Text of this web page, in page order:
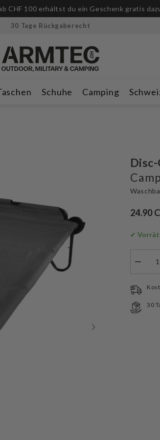
250.– Bestellwert! 🔪Nur für kurze Zeit &
30 Tage Rückgaberecht
Schuhe Camping
24.90
✔
Disc-
O-
Bed30